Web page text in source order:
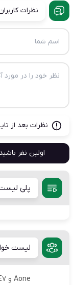
نظرات
نظرات بعد از
اولین نفر
پلی
لیست
Aone و E7